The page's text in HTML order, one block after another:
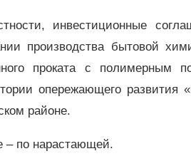
инвестиционные
производства бытовой
проката с полимерным
опережающего развития
районе.
– по нарастающей.